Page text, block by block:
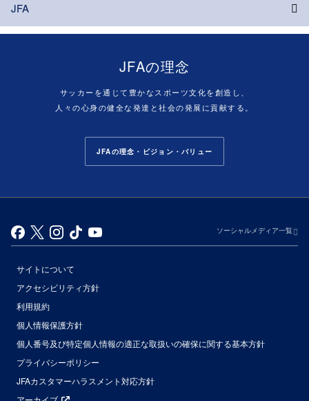
JFA
JFAの理念
サッカーを通じて豊かなスポーツ文化を創造し、
人々の心身の健全な発達と社会の発展に貢献する。
JFAの理念・ビジョン・バリュー
ソーシャルメディア一覧
サイトについて
アクセシビリティ方針
利用規約
個人情報保護方針
個人番号及び特定個人情報の適正な取扱いの確保に関する基本方針
プライバシーポリシー
JFAカスタマーハラスメント対応方針